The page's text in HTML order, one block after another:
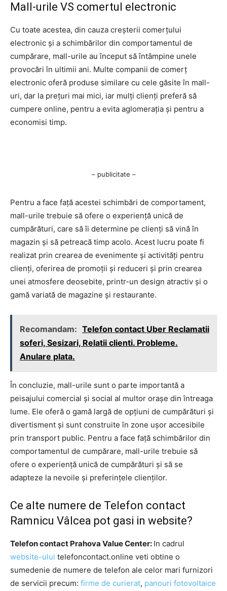
Mall-urile VS comertul electronic
Cu toate acestea, din cauza creșterii comerțului
electronic și a schimbărilor din comportamentul de
cumpărare, mall-urile au început să întâmpine unele
provocări în ultimii ani. Multe companii de comerț
electronic oferă produse similare cu cele găsite în mall-
uri, dar la prețuri mai mici, iar mulți clienți preferă să
cumpere online, pentru a evita aglomerația și pentru a
economisi timp.
– publicitate –
Pentru a face față acestei schimbări de comportament,
mall-urile trebuie să ofere o experiență unică de
cumpărături, care să îi determine pe clienți să vină în
magazin și să petreacă timp acolo. Acest lucru poate fi
realizat prin crearea de evenimente și activități pentru
clienți, oferirea de promoții și reduceri și prin crearea
unei atmosfere deosebite, printr-un design atractiv și o
gamă variată de magazine și restaurante.
Recomandam: Telefon contact Uber Reclamatii
soferi, Sesizari, Relatii clienti. Probleme.
Anulare plata.
În concluzie, mall-urile sunt o parte importantă a
peisajului comercial și social al multor orașe din întreaga
lume. Ele oferă o gamă largă de opțiuni de cumpărături și
divertisment și sunt construite în zone ușor accesibile
prin transport public. Pentru a face față schimbărilor din
comportamentul de cumpărare, mall-urile trebuie să
ofere o experiență unică de cumpărături și să se
adapteze la nevoile și preferințele clienților.
Ce alte numere de Telefon contact
Ramnicu Vâlcea pot gasi in website?
Telefon contact Prahova Value Center: In cadrul
website-ului telefoncontact.online veti obtine o
sumedenie de numere de telefon ale celor mari furnizori
de servicii precum: firme de curierat, panouri fotovoltaice